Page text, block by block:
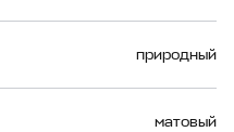
природный
матовый